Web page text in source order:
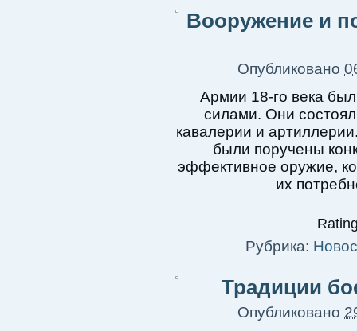
Вооружение и
Опубликовано
Армии 18-го века
силами. Они
кавалерии и
были поручены
эффективное оружие,
их
Рубрика:
Традиции
Опубликовано